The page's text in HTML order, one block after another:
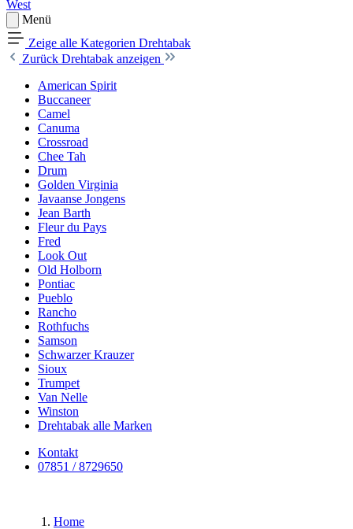
West
Menü
Zeige alle Kategorien Drehtabak
Zurück Drehtabak anzeigen
American Spirit
Buccaneer
Camel
Canuma
Crossroad
Сhee Tah
Drum
Golden Virginia
Javaanse Jongens
Jean Barth
Fleur du Pays
Fred
Look Out
Old Holborn
Pontiac
Pueblo
Rancho
Rothfuchs
Samson
Schwarzer Krauzer
Sioux
Trumpet
Van Nelle
Winston
Drehtabak alle Marken
Kontakt
07851 / 8729650
Home